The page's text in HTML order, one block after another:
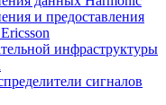
и предоставления
инфраструктуры
сигналов